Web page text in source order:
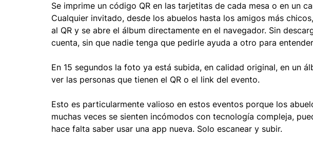
Se imprime un código QR en las tarjetitas de cada mesa o en un
Cualquier invitado, desde los abuelos hasta los amigos más
al QR y se abre el álbum directamente en el navegador. Sin
cuenta, sin que nadie tenga que pedirle ayuda a otro para
En 15 segundos la foto ya está subida, en calidad original, en un
ver las personas que tienen el QR o el link del evento.
Esto es particularmente valioso en estos eventos porque los
muchas veces se sienten incómodos con tecnología compleja,
hace falta saber usar una app nueva. Solo escanear y subir.